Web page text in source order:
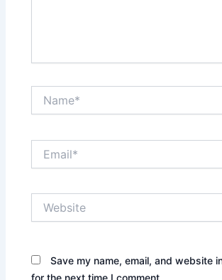
Save my name, email, and website
for the next time I comment.